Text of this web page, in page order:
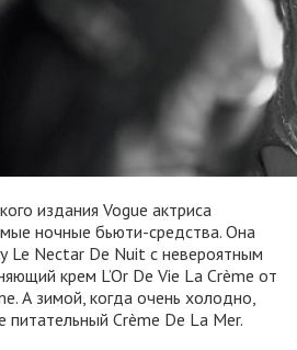
издания Vogue актриса
ночные бьюти-средства. Она
Le Nectar De Nuit с невероятным
крем L’Or De Vie La Crème от
А зимой, когда очень холодно,
питательный Crème De La Mer.